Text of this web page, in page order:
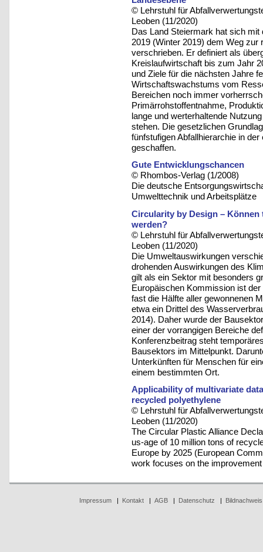
© Lehrstuhl für
Leoben (11/2020)
Das Land Steiermark hat sich
2019 (Winter 2019) dem Weg
verschrieben. Er definiert als
Kreislaufwirtschaft bis zum Jahr
und Ziele für die nächsten Jahre
Wirtschaftswachstums vom
Bereichen noch immer
Primärrohstoffentnahme,
lange und werterhaltende
stehen. Die gesetzlichen
fünfstufigen Abfallhierarchie in
geschaffen.
Gute Entwicklungschancen
© Rhombos-Verlag (1/2008)
Die deutsche
Umwelttechnik und Arbeitsplätze
Circularity by Design –
werden?
© Lehrstuhl für
Leoben (11/2020)
Die Umweltauswirkungen
drohenden Auswirkungen des
gilt als ein Sektor mit besonders
Europäischen Kommission ist
fast die Hälfte aller gewonnenen
etwa ein Drittel des
2014). Daher wurde der
einer der vorrangigen Bereiche
Konferenzbeitrag steht
Bausektors im Mittelpunkt.
Unterkünften für Menschen für
einem bestimmten Ort.
Applicability of multivariate
recycled polyethylene
© Lehrstuhl für
Leoben (11/2020)
The Circular Plastic Alliance
us-age of 10 million tons of
Europe by 2025 (European
work focuses on the
Impressum| Kontakt| AGB| Datenschutz Bildnachweis